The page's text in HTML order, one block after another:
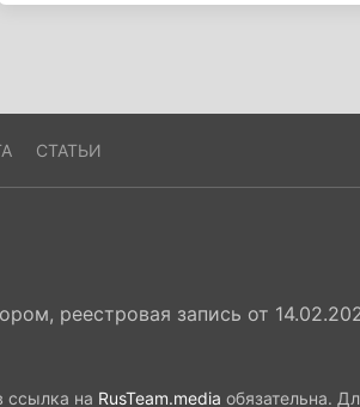
СТАТЬИ
реестровая запись от
ссылка на RusTeam.media обязательна.